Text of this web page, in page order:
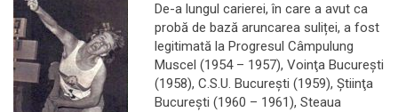
De-a lungul carierei, în care a avut ca
probă de bază aruncarea suliței, a fost
legitimată la Progresul Câmpulung
Muscel (1954 – 1957), Voinţa Bucureşti
(1958), C.S.U. Bucureşti (1959), Ştiinţa
Bucureşti (1960 – 1961), Steaua